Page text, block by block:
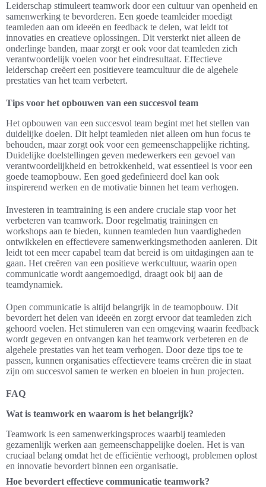
Leiderschap stimuleert teamwork door een cultuur van openheid en
samenwerking te bevorderen. Een goede teamleider moedigt
teamleden aan om ideeën en feedback te delen, wat leidt tot
innovaties en creatieve oplossingen. Dit versterkt niet alleen de
onderlinge banden, maar zorgt er ook voor dat teamleden zich
verantwoordelijk voelen voor het eindresultaat. Effectieve
leiderschap creëert een positievere teamcultuur die de algehele
prestaties van het team verbetert.
Tips voor het opbouwen van een succesvol team
Het opbouwen van een succesvol team begint met het stellen van
duidelijke doelen. Dit helpt teamleden niet alleen om hun focus te
behouden, maar zorgt ook voor een gemeenschappelijke richting.
Duidelijke doelstellingen geven medewerkers een gevoel van
verantwoordelijkheid en betrokkenheid, wat essentieel is voor een
goede teamopbouw. Een goed gedefinieerd doel kan ook
inspirerend werken en de motivatie binnen het team verhogen.
Investeren in teamtraining is een andere cruciale stap voor het
verbeteren van teamwork. Door regelmatig trainingen en
workshops aan te bieden, kunnen teamleden hun vaardigheden
ontwikkelen en effectievere samenwerkingsmethoden aanleren. Dit
leidt tot een meer capabel team dat bereid is om uitdagingen aan te
gaan. Het creëren van een positieve werkcultuur, waarin open
communicatie wordt aangemoedigd, draagt ook bij aan de
teamdynamiek.
Open communicatie is altijd belangrijk in de teamopbouw. Dit
bevordert het delen van ideeën en zorgt ervoor dat teamleden zich
gehoord voelen. Het stimuleren van een omgeving waarin feedback
wordt gegeven en ontvangen kan het teamwork verbeteren en de
algehele prestaties van het team verhogen. Door deze tips toe te
passen, kunnen organisaties effectievere teams creëren die in staat
zijn om succesvol samen te werken en bloeien in hun projecten.
FAQ
Wat is teamwork en waarom is het belangrijk?
Teamwork is een samenwerkingsproces waarbij teamleden
gezamenlijk werken aan gemeenschappelijke doelen. Het is van
cruciaal belang omdat het de efficiëntie verhoogt, problemen oplost
en innovatie bevordert binnen een organisatie.
Hoe bevordert effectieve communicatie teamwork?